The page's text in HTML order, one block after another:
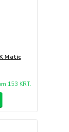
Matic
153 KRT.